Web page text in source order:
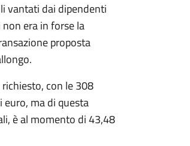
vantati dai dipendenti
era in forse la
proposta
con le 308
ma di questa
è al momento di 43,48